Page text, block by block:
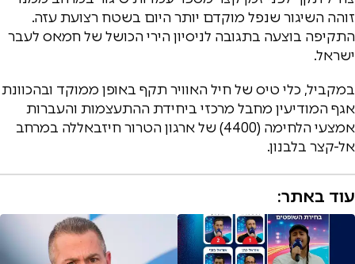
זוהה השיגור שנפל מוקדם יותר היום בשטח רצועת עזה.
התקיפה בוצעה בתגובה לניסיון הירי הכושל של חמאס לעבר
ישראל.
במקביל, כלי טיס של חיל האוויר תקף באופן ממוקד ובהכוונת
אגף המודיעין מחבל מרכזי ביחידת ההתעצמות והעברות
אמצעי הלחימה (4400) של ארגון הטרור חיזבאללה במרחב
אל-קצר בלבנון.
עוד באתר: